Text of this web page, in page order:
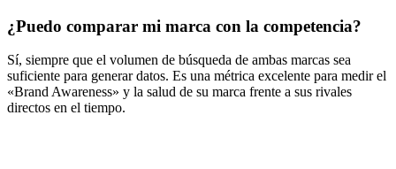
¿Puedo comparar mi marca con la competencia?
Sí, siempre que el volumen de búsqueda de ambas marcas sea
suficiente para generar datos. Es una métrica excelente para medir el
«Brand Awareness» y la salud de su marca frente a sus rivales
directos en el tiempo.